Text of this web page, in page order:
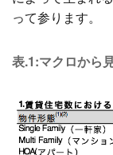
って参ります。
表.1:マクロから